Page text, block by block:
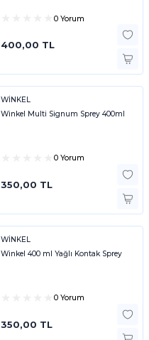
0 Yorum
400,00 TL
WİNKEL
Winkel Multi Signum Sprey 400ml
0 Yorum
350,00 TL
WİNKEL
Winkel 400 ml Yağlı Kontak Sprey
0 Yorum
350,00 TL